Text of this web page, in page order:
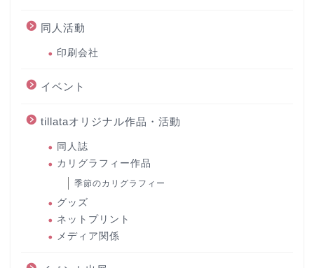
同人活動
印刷会社
イベント
tillataオリジナル作品・活動
同人誌
カリグラフィー作品
季節のカリグラフィー
グッズ
ネットプリント
メディア関係